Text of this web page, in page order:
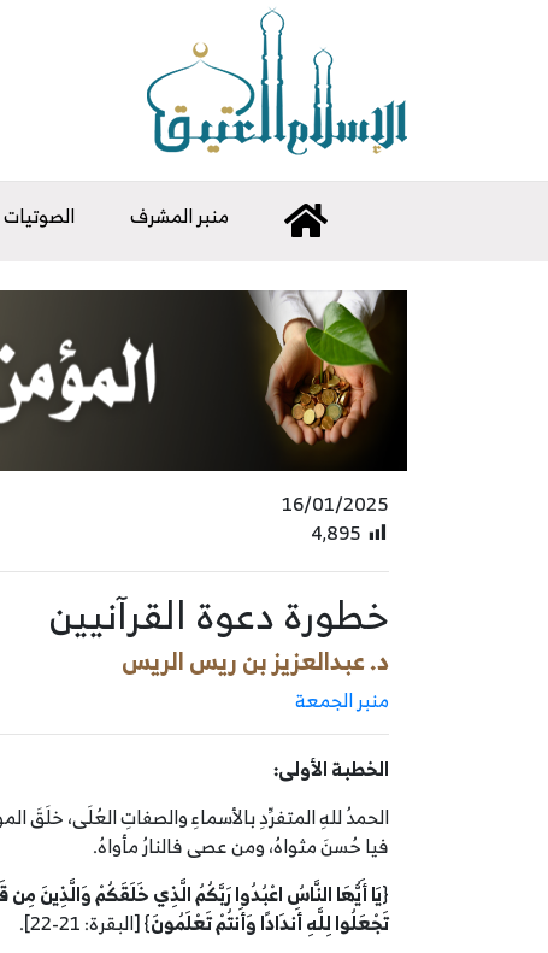
منبر المشرف الصوتيات
16/01/2025
4٬895
خطورة دعوة القرآنيين
د. عبدالعزيز بن ريس الريس
منبر الجمعة
الخطبة الأولى:
الحمدُ للهِ المتفرِّدِ بالأسماءِ والصفاتِ العُلَى، خلَقَ
فيا حُسنَ مثواهُ، ومن عصى فالنارُ مأواهُ.
{يَا أَيُّهَا النَّاسُ اعْبُدُوا رَبَّكُمُ الَّذِي خَلَقَكُمْ وَالَّذِينَ
تَجْعَلُوا لِلَّهِ أَندَادًا وَأَنتُمْ تَعْلَمُونَ} [البقرة: 21-22].